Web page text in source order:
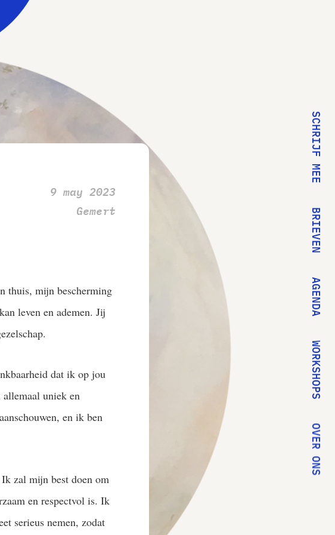
9 may 2023
Gemert
thuis, mijn bescherming
leven en ademen. Jij
dat ik op jou
allemaal uniek en
en ik ben
zal mijn best doen om
en respectvol is. Ik
serieus nemen, zodat
SCHRIJF MEE
BRIEVEN
AGENDA
WORKSHOPS
OVER ONS